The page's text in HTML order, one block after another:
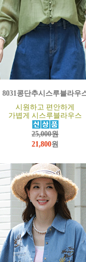
8031콩단추시스루블라우
시원하고 편안하게
가볍게 시스루블라우스
25,000원
21,800원